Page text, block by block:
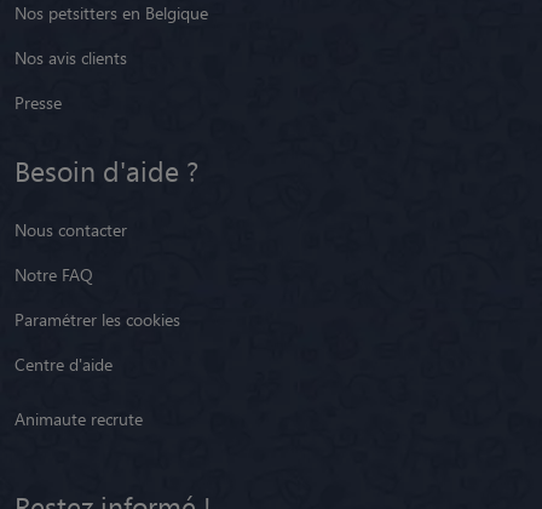
Nos petsitters en Belgique
Nos avis clients
Presse
Besoin d'aide ?
Nous contacter
Notre FAQ
Paramétrer les cookies
Centre d'aide
Animaute recrute